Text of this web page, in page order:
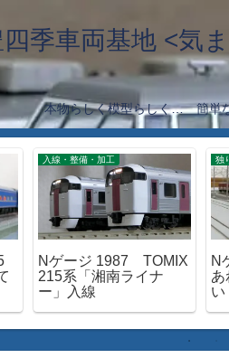
季車両基地 <気
本物らしく模型らしく… 簡単
入線・整備・加工
Nゲージ 1987 TOMIX
215系「湘南ライナ
ー」入線
独
N
あ
い